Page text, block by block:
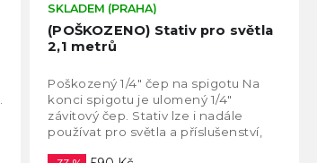
Průměrné
hodnocení
produktu
hvězdiček.
(POŠKOZENO) Stativ pro světla
2,1 metrů
SKLADEM (PRAHA)
Poškozený 1/4" čep na spigotu Na
konci spigotu je ulomený 1/4"
závitový čep. Stativ lze i nadále
používat pro světla a příslušenství,